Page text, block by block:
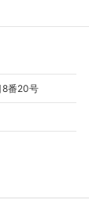
8番20号